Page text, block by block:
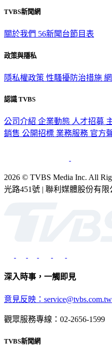
TVBS新聞網
關於我們 56新聞台節目表
政策與隱私
隱私權政策 性騷擾防治措施
認識 TVBS
公司介紹 企業動態 人才招募
銷售 公開招標 業務服務 官方
2026 © TVBS Media Inc. All
光路451號 | 聯利媒體股份有限
深入時事，一觸即見
意見反映：service@tvbs.com.tw
觀眾服務專線：02-2656-1599
TVBS新聞網